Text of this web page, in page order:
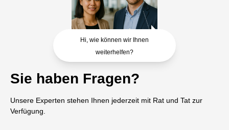
Hi, wie können wir Ihnen
weiterhelfen?
Sie haben Fragen?
Unsere Experten stehen Ihnen jederzeit mit Rat und Tat zur
Verfügung.